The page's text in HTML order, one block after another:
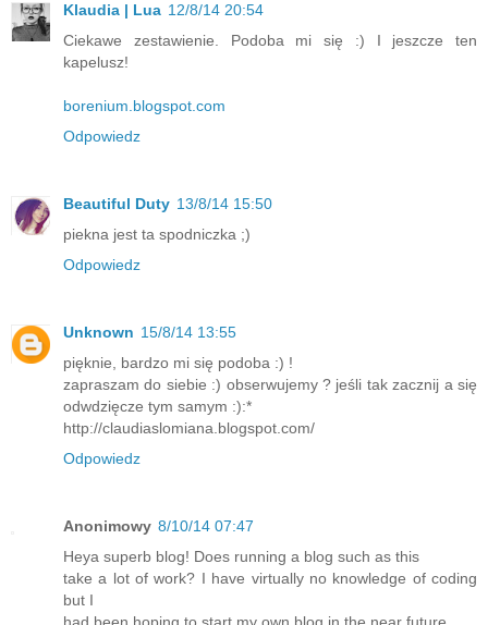
Klaudia | Lua 12/8/14 20:54
Ciekawe zestawienie. Podoba mi się :) I jeszcze ten
kapelusz!
borenium.blogspot.com
Odpowiedz
Beautiful Duty 13/8/14 15:50
piekna jest ta spodniczka ;)
Odpowiedz
Unknown 15/8/14 13:55
pięknie, bardzo mi się podoba :) !
zapraszam do siebie :) obserwujemy ? jeśli tak zacznij a się
odwdzięcze tym samym :):*
http://claudiaslomiana.blogspot.com/
Odpowiedz
Anonimowy 8/10/14 07:47
Heya superb blog! Does running a blog such as this
take a lot of work? I have virtually no knowledge of coding
but I